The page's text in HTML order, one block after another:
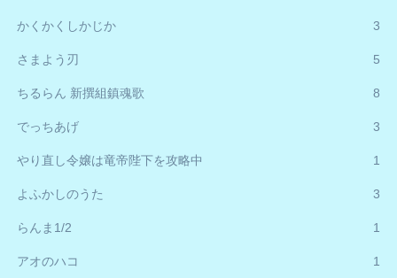
かくかくしかじか 3
さまよう刃 5
ちるらん 新撰組鎮魂歌 8
でっちあげ 3
やり直し令嬢は竜帝陛下を攻略中 1
よふかしのうた 3
らんま1/2 1
アオのハコ 1